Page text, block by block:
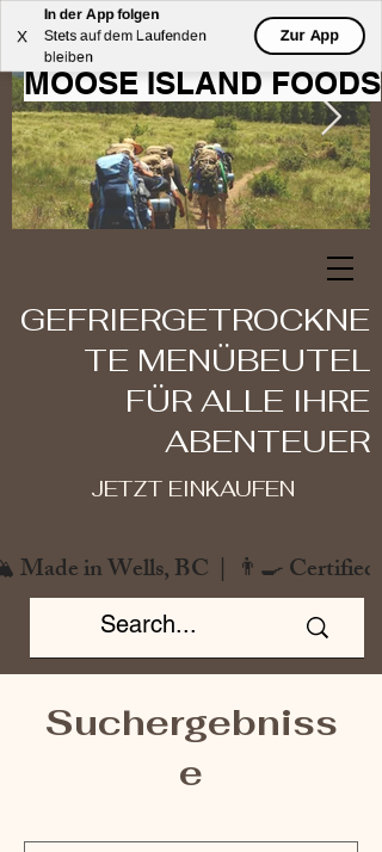
X
In der App folgen
Stets auf dem Laufenden
bleiben
Zur App
WILLKOMMEN BEI
MOOSE ISLAND FOODS
GEFRIERGETROCKNE
TE MENÜBEUTEL
FÜR ALLE IHRE
ABENTEUER
JETZT EINKAUFEN
in Wells, BC  |  👨‍🍳 Certified
Suchergebniss
e